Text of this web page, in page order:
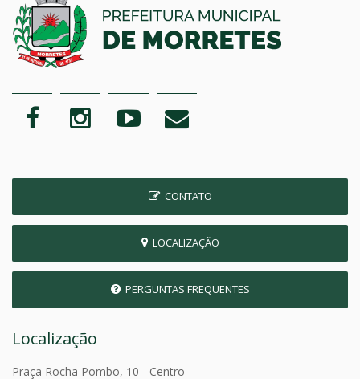
CONTATO
LOCALIZAÇÃO
PERGUNTAS FREQUENTES
Localização
Praça Rocha Pombo, 10 - Centro